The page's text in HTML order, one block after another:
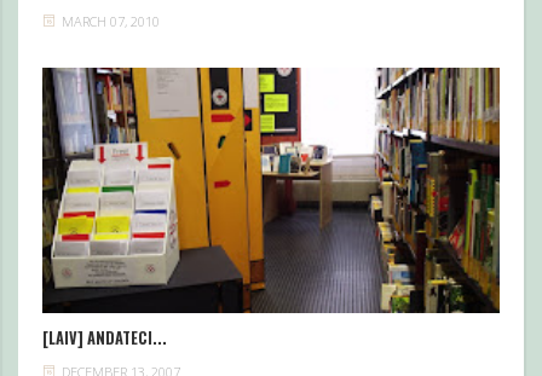
MARCH 07, 2010
[LAIV] ANDATECI...
DECEMBER 13, 2007